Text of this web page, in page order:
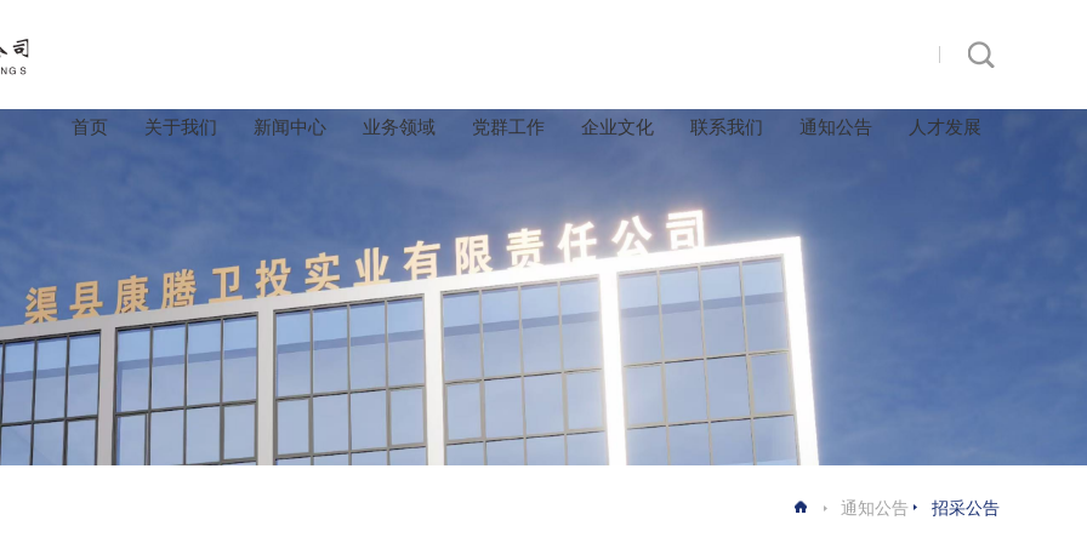
首页 关于我们 新闻中心 业务领域 党群工作 企业文化 联系我们 通知公告 人才发展
通知公告 招采公告